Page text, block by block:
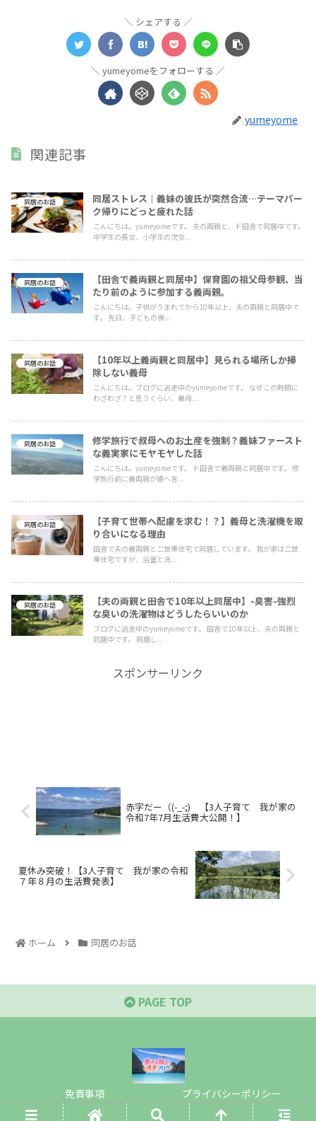
シェアする
yumeyomeをフォローする
yumeyome
関連記事
同居のお話
同居ストレス｜義妹の彼氏が突然合流…テーマパー
ク帰りにどっと疲れた話
こんにちは。yumeyomeです。 夫の両親と、ド田舎で同居中です。
中学生の長女、小学生の次女...
同居のお話
【田舎で義両親と同居中】保育園の祖父母参観、当
たり前のように参加する義両親。
こんにちは。子供がうまれてから10年以上、夫の両親と同居中で
す。 先日、子どもの保...
同居のお話
【10年以上義両親と同居中】見られる場所しか掃
除しない義母
こんにちは。ブログに逃走中のyumeyomeです。 なぜこの時間に
わざわざ？と思うくらい、義母...
同居のお話
修学旅行で叔母へのお土産を強制？義妹ファースト
な義実家にモヤモヤした話
こんにちは。yumeyomeです。 ド田舎で義両親と同居中です。 修
学旅行前に義両親が娘へ言...
同居のお話
【子育て世帯へ配慮を求む！？】義母と洗濯機を取
り合いになる理由
田舎で夫の義両親と二世帯住宅で同居しています。 我が家は二世
帯住宅ですが、浴室と洗...
同居のお話
【夫の両親と田舎で10年以上同居中】-臭害-強烈
な臭いの洗濯物はどうしたらいいのか
ブログに逃走中のyumeyomeです。 田舎で10年以上、夫の両親と
同居中です。 同居し...
スポンサーリンク
赤字だー（(-_-;) 【3人子育て 我が家の
令和7年7月生活費大公開！】
夏休み突破！【3人子育て 我が家の令和
７年８月の生活費発表】
ホーム 同居のお話
PAGE TOP
免責事項
プライバシーポリシー
© 2021 夢みる嫁の逃走ブログ.